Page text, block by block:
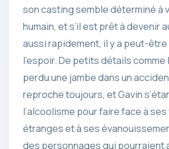
son casting semble déterminé à
humain, et s’il est prêt à devenir
aussi rapidement, il y a peut-
l’espoir. De petits détails
perdu une jambe dans un
reproche toujours, et Gavin
l’alcoolisme pour faire face à
étranges et à ses
des personnages qui pourraient